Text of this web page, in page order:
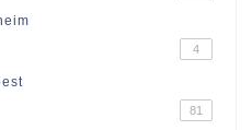
4
81